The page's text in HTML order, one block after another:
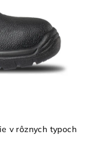
v rôznych typoch